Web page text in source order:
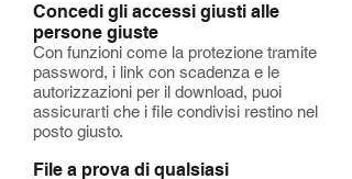
Concedi gli accessi giusti alle
persone giuste
Con funzioni come la protezione tramite
password, i link con scadenza e le
autorizzazioni per il download, puoi
assicurarti che i file condivisi restino nel
posto giusto.
File a prova di qualsiasi